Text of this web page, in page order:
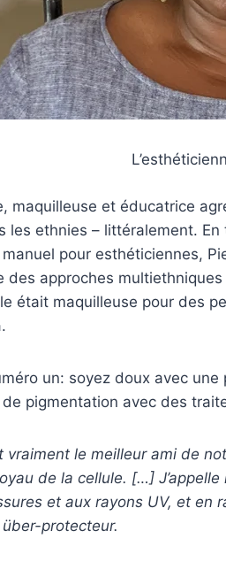
maquilleuse et éducatrice
les ethnies – littéralement. En
manuel pour esthéticiennes,
des approches
était maquilleuse pour des
un: soyez doux avec
pigmentation avec des
vraiment le meilleur ami de
de la cellule. […]
et aux rayons UV, et en
protecteur.